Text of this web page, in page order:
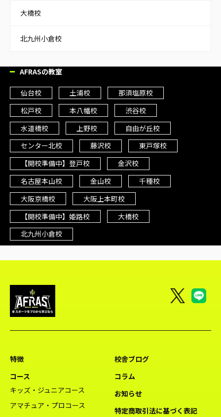
大橋校
北九州小倉校
AFRASの教室
仙台校 土浦校
那須塩原校
松戸校
本八幡校
渋谷校
水道橋校
上野校
自由が丘校
センター北校
藤沢校
東戸塚校
【開校準備中】登戸校
金沢校
名古屋本山校
金山校
千種校
大阪京橋校
大阪上本町校
【開校準備中】姫路校
大橋校
北九州小倉校
特徴
コース
キッズ・ジュニアコース
アマチュア・プロコース
校舎ブログ
コラム
お知らせ
特定商取引法に基づく表記